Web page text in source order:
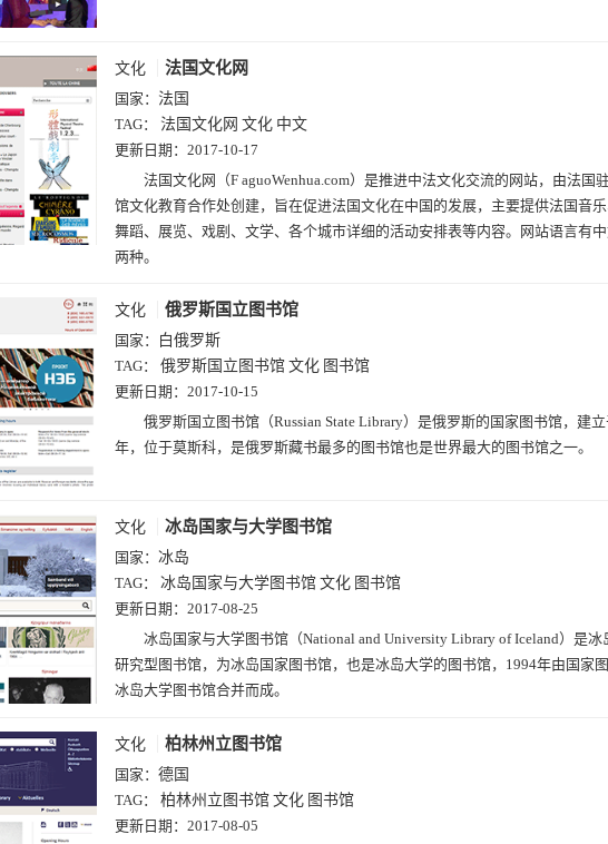
文化 法国文化网
国家： 法国
TAG： 法国文化网 文化 中文
更新日期： 2017-10-17
法国文化网（F aguoWenhua.com）是推进中法文化交流的网站，由法国
馆文化教育合作处创建，旨在促进法国文化在中国的发展，主要提供法国音乐
舞蹈、展览、戏剧、文学、各个城市详细的活动安排表等内容。网站语言有
两种。
文化 俄罗斯国立图书馆
国家：
白俄罗斯
TAG： 俄罗斯国立图书馆 文化 图书馆
更新日期： 2017-10-15
俄罗斯国立图书馆（Russian State Library）是俄罗斯的国家图书馆，建
年，位于莫斯科，是俄罗斯藏书最多的图书馆也是世界最大的图书馆之一。
文化 冰岛国家与大学图书馆
国家： 冰岛
TAG： 冰岛国家与大学图书馆 文化 图书馆
更新日期： 2017-08-25
冰岛国家与大学图书馆（National and University Library of Iceland）是冰
研究型图书馆，为冰岛国家图书馆，也是冰岛大学的图书馆，1994年由国家
冰岛大学图书馆合并而成。
文化 柏林州立图书馆
国家： 德国
TAG： 柏林州立图书馆 文化 图书馆
更新日期： 2017-08-05